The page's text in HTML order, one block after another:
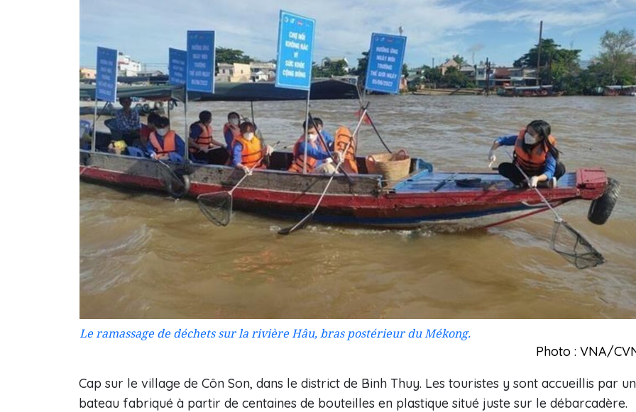
Le ramassage de déchets sur la rivière Hâu, bras postérieur du Mékong.
Photo : VNA/
Cap sur le village de Côn Son, dans le district de Binh Thuy. Les touristes y sont accueillis par un
bateau fabriqué à partir de centaines de bouteilles en plastique situé juste sur le débarcadère.